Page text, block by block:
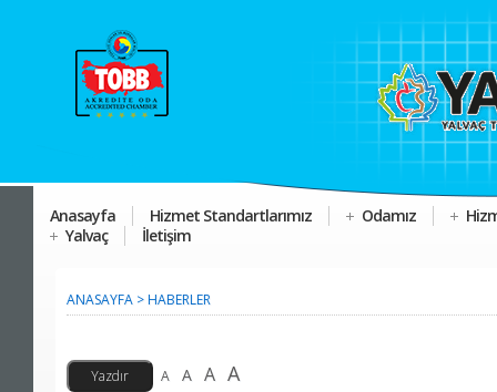
Anasayfa Hizmet Standartlarımız Odamız
Yalvaç
İletişim
ANASAYFA >HABERLER
A A A A